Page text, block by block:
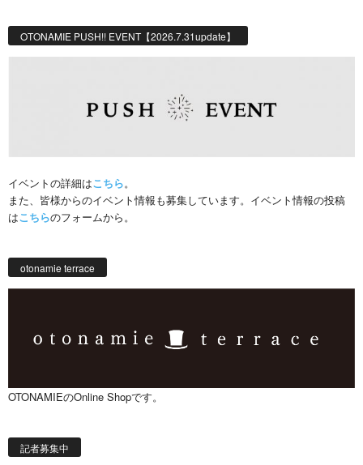
OTONAMIE PUSH!! EVENT【2026.7.31update】
イベントの詳細はこちら。
また、皆様からのイベント情報も募集しています。イベント情報の投稿
はこちらのフォームから。
otonamie terrace
OTONAMIEのOnline Shopです。
記者募集中